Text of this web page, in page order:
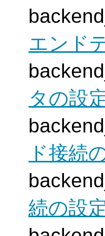
エンド
タの設
ド接続
続の設